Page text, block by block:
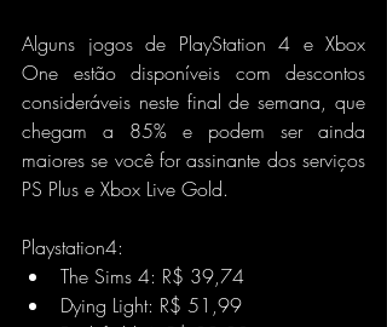
Alguns jogos de PlayStation 4 e Xbox
One estão disponíveis com descontos
consideráveis neste final de semana, que
chegam a 85% e podem ser ainda
maiores se você for assinante dos serviços
PS Plus e Xbox Live Gold.
Playstation4:
The Sims 4: R$ 39,74
Dying Light: R$ 51,99